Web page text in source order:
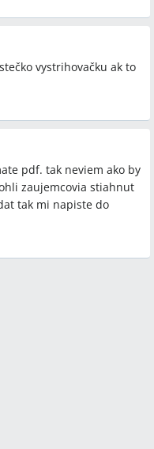
vystrihovačku ak to
pdf. tak neviem ako by
zaujemcovia stiahnut
tak mi napiste do